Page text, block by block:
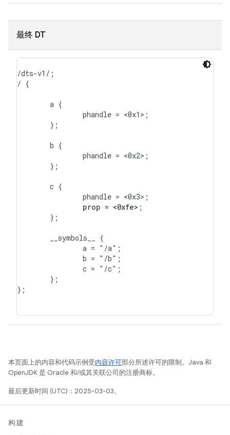
最终 DT
/dts-v1/;
/ {
prop = <0xfe> ;
};
本页面上的内容和代码示例受内容许可部分所述许可的限制。Java 和
OpenJDK 是 Oracle 和/或其关联公司的注册商标。
最后更新时间 (UTC)：2025-03-03。
构建